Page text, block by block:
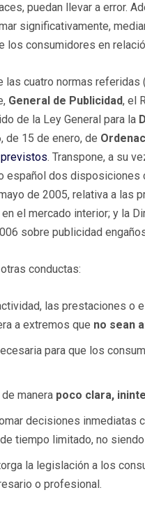
puedan llevar a error.
significativamente,
los consumidores en
las cuatro normas
General de Publicidad, el
de la Ley General para la
de 15 de enero, de
. Transpone, a su
español dos
de 2005, relativa a
el mercado interior; y la
sobre publicidad
conductas:
las prestaciones
a extremos que no sean
para que los
manera poco clara,
decisiones
tiempo limitado, no
la legislación a los
o profesional.